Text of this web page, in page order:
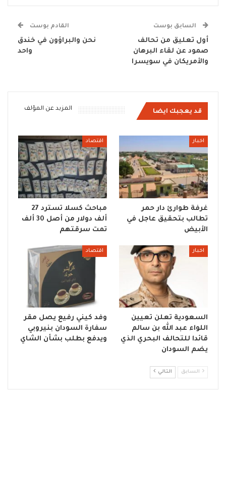
السابق بوست
أول تعليق من تحالف
صمود عن لقاء البرهان
والأمريكان في سويسرا
القادم بوست
نحن والبراؤون في خندق
واحد
قد يعجبك ايضا المزيد عن المؤلف
اخبار
غرفة طوارئ دار حمر
تطالب بتحقيق عاجل في
الأبيض
اقتصاد
مباحث كسلا تسترد 27
ألف دولار من أصل 30 ألف
تمت سرقتهم
اخبار
السعودية تعلن تعيين
اللواء عبد الله بن سالم
قائدا للتحالف البحري الذي
يضم السودان
اقتصاد
وفد كيني رفيع يصل مقر
سفارة السودان بنيروبي
ويدفع بطلب بشأن الشاي
السابق التالي